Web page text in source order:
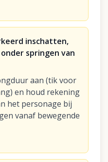
inschatten,
springen van
aan (tik voor
en houd rekening
het personage bij
vanaf bewegende